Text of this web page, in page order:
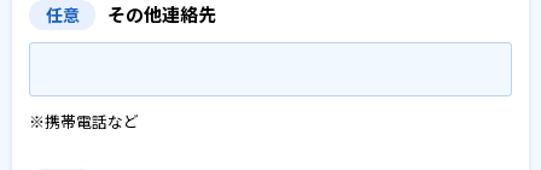
任意 その他連絡先
※携帯電話など